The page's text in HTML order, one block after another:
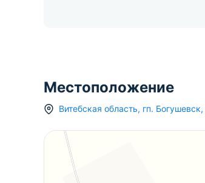
Местоположение
Витебская область, гп. Богушевск,